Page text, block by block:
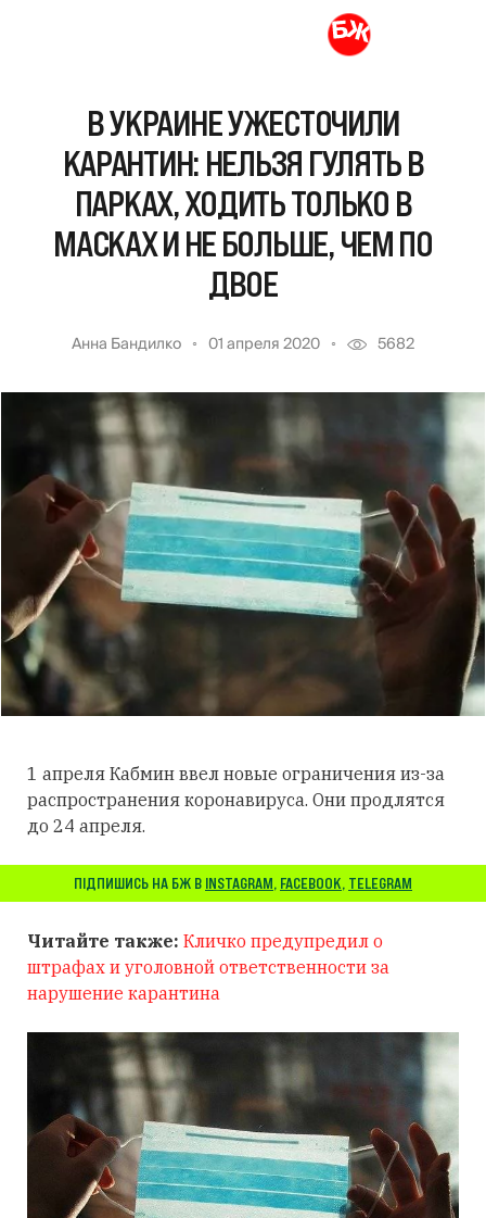
В УКРАИНЕ УЖЕСТОЧИЛИ
КАРАНТИН: НЕЛЬЗЯ ГУЛЯТЬ В
ПАРКАХ, ХОДИТЬ ТОЛЬКО В
МАСКАХ И НЕ БОЛЬШЕ, ЧЕМ ПО
ДВОЕ
Анна Бандилко 01 апреля 2020 5682
1 апреля Кабмин ввел новые ограничения из-за
распространения коронавируса. Они продлятся
до 24 апреля.
ПІДПИШИСЬ НА БЖ В INSTAGRAM, FACEBOOK, TELEGRAM
Читайте также: Кличко предупредил о
штрафах и уголовной ответственности за
нарушение карантина